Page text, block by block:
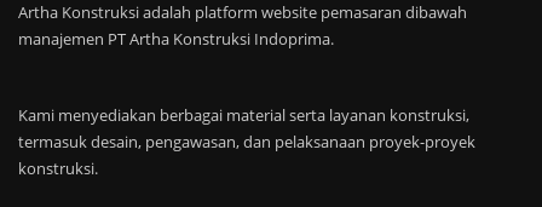
Artha Konstruksi adalah platform website pemasaran dibawah
manajemen PT Artha Konstruksi Indoprima.
Kami menyediakan berbagai material serta layanan konstruksi,
termasuk desain, pengawasan, dan pelaksanaan proyek-proyek
konstruksi.